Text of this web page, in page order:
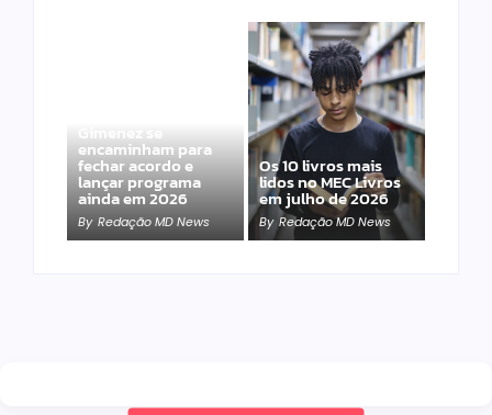
Gimenez se
encaminham para
fechar acordo e
lançar programa
ainda em 2026
By Redação MD News
Os 10 livros mais
lidos no MEC Livros
em julho de 2026
By Redação MD News